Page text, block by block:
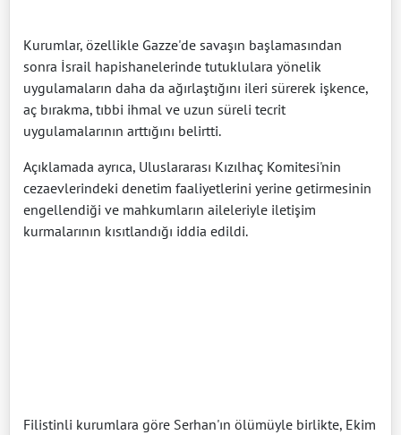
Kurumlar, özellikle Gazze'de savaşın başlamasından
sonra İsrail hapishanelerinde tutuklulara yönelik
uygulamaların daha da ağırlaştığını ileri sürerek işkence,
aç bırakma, tıbbi ihmal ve uzun süreli tecrit
uygulamalarının arttığını belirtti.
Açıklamada ayrıca, Uluslararası Kızılhaç Komitesi'nin
cezaevlerindeki denetim faaliyetlerini yerine getirmesinin
engellendiği ve mahkumların aileleriyle iletişim
kurmalarının kısıtlandığı iddia edildi.
Filistinli kurumlara göre Serhan'ın ölümüyle birlikte, Ekim